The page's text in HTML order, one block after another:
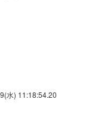
水) 11:18:54.20